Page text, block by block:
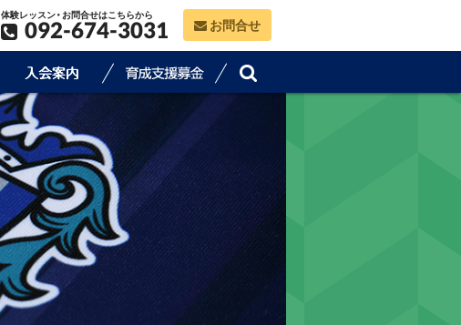
体験レッスン・お問合せはこちらから
092-674-3031 お問合せ